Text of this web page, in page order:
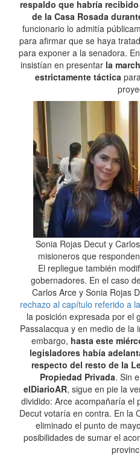
respaldo que habría
de la Casa Rosada
funcionario lo admitía
para afirmar que se haya
para exponer a la senadora.
insistían en presentar la
estrictamente táctica
Sonia Rojas Decut y
misioneros que
El repliegue también
gobernadores. En el caso
Carlos Arce y Sonia Rojas
rechazo al capítulo referido a
la posición expresada por el
Passalacqua y en medio de la
embargo, hasta este
legisladores había
respecto del resto de la
Propiedad Privada. Sin
elDiarioAR, sigue en pie la
dividido: Arce acompañaría el
Decut votaría en contra. En la
eliminado el punto de
posibilidades de sumar el